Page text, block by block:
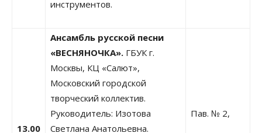
инструментов.
13.00
Ансамбль русской песни
«ВЕСНЯНОЧКА». ГБУК г.
Москвы, КЦ «Салют»,
Московский городской
творческий коллектив.
Руководитель: Изотова
Светлана Анатольевна.
Пав. № 2,